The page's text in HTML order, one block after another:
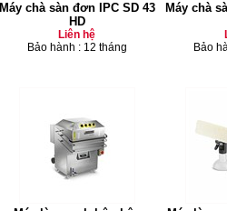
Máy chà sàn đơn IPC SD 43
HD
Liên hệ
Bảo hành : 12 tháng
Máy chà
Bảo